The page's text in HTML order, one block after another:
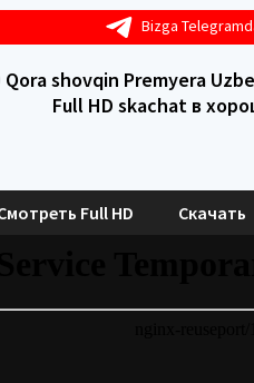
Bizga
Qora shovqin Premyera
Full HD skachat в
Full HD Скачать